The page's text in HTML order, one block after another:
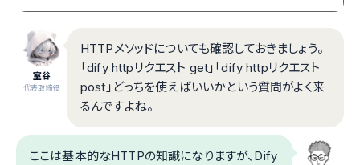
室谷
代表取締役
HTTPメソッドについても確認しておきましょう。
「dify httpリクエスト get」「dify httpリクエスト
post」どっちを使えばいいかという質問がよく来
るんですよね。
ここは基本的なHTTPの知識になりますが、Dify